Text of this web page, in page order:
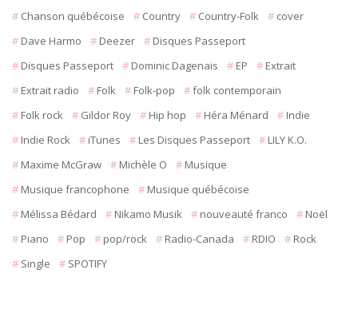
Chanson québécoise
Country Country-Folk
cover
Dave Harmo
Deezer
Disques Passeport
Disques Passeport
Dominic Dagenais EP
Extrait
Extrait radio
Folk Folk-pop
folk contemporain
Folk rock
Gildor Roy Hip hop Héra Ménard
Indie
Indie Rock
iTunes Les Disques Passeport
LILY K.O.
Maxime McGraw
Michèle O
Musique
Musique francophone
Musique québécoise
Mélissa Bédard
Nikamo Musik nouveauté franco
Noël
Piano
Pop pop/rock Radio-Canada RDIO
Rock
Single
SPOTIFY